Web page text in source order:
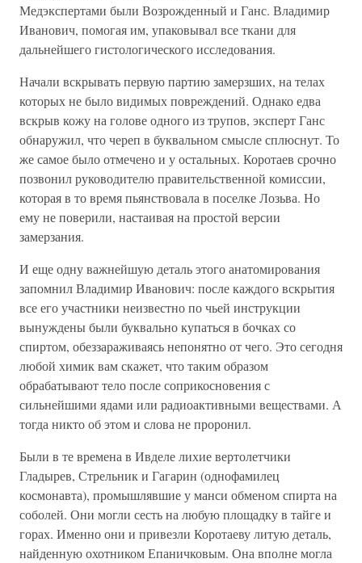
Медэкспертами были Возрожденный и Ганс. Владимир
Иванович, помогая им, упаковывал все ткани для
дальнейшего гистологического исследования.
Начали вскрывать первую партию замерзших, на телах
которых не было видимых повреждений. Однако едва
вскрыв кожу на голове одного из трупов, эксперт Ганс
обнаружил, что череп в буквальном смысле сплюснут. То
же самое было отмечено и у остальных. Коротаев срочно
позвонил руководителю правительственной комиссии,
которая в то время пьянствовала в поселке Лозьва. Но
ему не поверили, настаивая на простой версии
замерзания.
И еще одну важнейшую деталь этого анатомирования
запомнил Владимир Иванович: после каждого вскрытия
все его участники неизвестно по чьей инструкции
вынуждены были буквально купаться в бочках со
спиртом, обеззараживаясь непонятно от чего. Это сегодня
любой химик вам скажет, что таким образом
обрабатывают тело после соприкосновения с
сильнейшими ядами или радиоактивными веществами. А
тогда никто об этом и слова не проронил.
Были в те времена в Ивделе лихие вертолетчики
Гладырев, Стрельник и Гагарин (однофамилец
космонавта), промышлявшие у манси обменом спирта на
соболей. Они могли сесть на любую площадку в тайге и
горах. Именно они и привезли Коротаеву литую деталь,
найденную охотником Епаничковым. Она вполне могла